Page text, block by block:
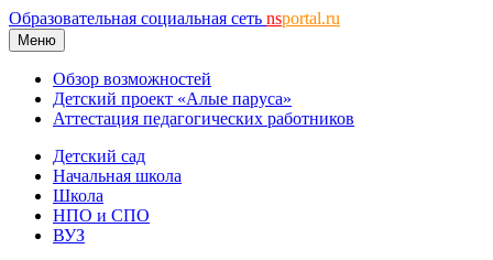
Образовательная социальная сеть nsportal.ru
Меню
Обзор возможностей
Детский проект «Алые паруса»
Аттестация педагогических работников
Детский сад
Начальная школа
Школа
НПО и СПО
ВУЗ